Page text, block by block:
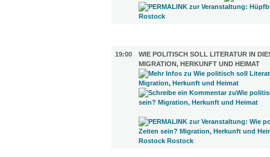
19:00
WIE POLITISCH SOLL LITERATUR IN
MIGRATION, HERKUNFT UND HEIMAT